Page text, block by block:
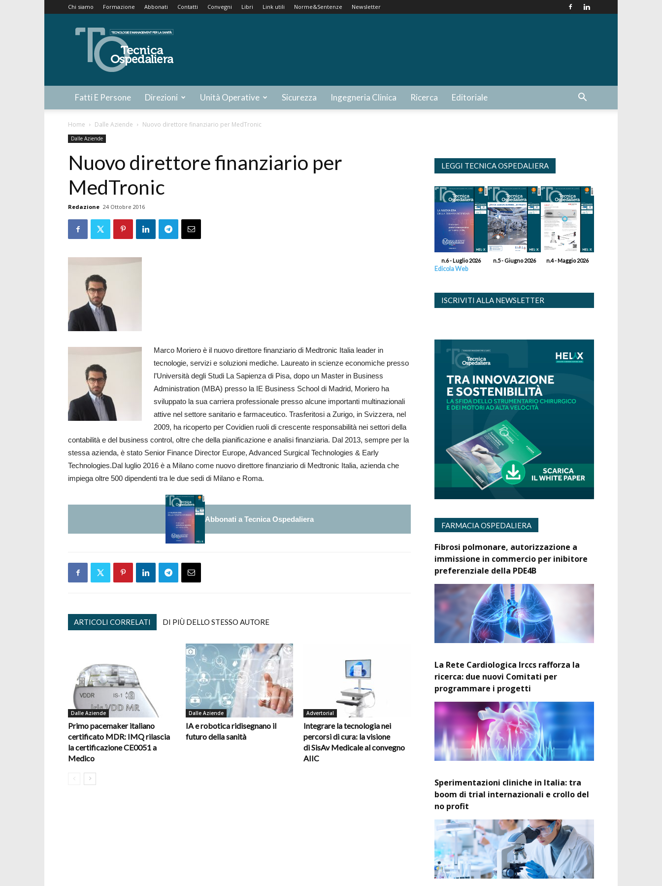
Chi siamo Formazione Abbonati Contatti Convegni Libri Link utili Norme&Sentenze Newsletter
Tecnica
Ospedaliera
Fatti E Persone Direzioni Unità Operative Sicurezza Ingegneria Clinica Ricerca Editoriale
Home Dalle Aziende Nuovo direttore finanziario per MedTronic
Dalle Aziende
Nuovo direttore finanziario per
MedTronic
Redazione 24 Ottobre 2016
Marco Moriero è il nuovo direttore finanziario di Medtronic Italia leader in
tecnologie, servizi e soluzioni mediche. Laureato in scienze economiche presso
l’Università degli Studi La Sapienza di Pisa, dopo un Master in Business
Administration (MBA) presso la IE Business School di Madrid, Moriero ha
sviluppato la sua carriera professionale presso alcune importanti multinazionali
attive nel settore sanitario e farmaceutico. Trasferitosi a Zurigo, in Svizzera, nel
2009, ha ricoperto per Covidien ruoli di crescente responsabilità nei settori della
contabilità e del business control, oltre che della pianificazione e analisi finanziaria. Dal 2013, sempre per la
stessa azienda, è stato Senior Finance Director Europe, Advanced Surgical Technologies & Early
Technologies.Dal luglio 2016 è a Milano come nuovo direttore finanziario di Medtronic Italia, azienda che
impiega oltre 500 dipendenti tra le due sedi di Milano e Roma.
Abbonati a Tecnica Ospedaliera
ARTICOLI CORRELATI DI PIÙ DELLO STESSO AUTORE
Dalle Aziende
Primo pacemaker italiano
certificato MDR: IMQ rilascia
la certificazione CE0051 a
Medico
Dalle Aziende
IA e robotica ridisegnano il
futuro della sanità
Advertorial
Integrare la tecnologia nei
percorsi di cura: la visione
di SisAv Medicale al convegno
AIIC
LEGGI TECNICA OSPEDALIERA
n.6 - Luglio 2026 n.5 - Giugno 2026 n.4 - Maggio 2026
Edicola Web
ISCRIVITI ALLA NEWSLETTER
FARMACIA OSPEDALIERA
Fibrosi polmonare, autorizzazione a
immissione in commercio per inibitore
preferenziale della PDE4B
La Rete Cardiologica Irccs rafforza la
ricerca: due nuovi Comitati per
programmare i progetti
Sperimentazioni cliniche in Italia: tra
boom di trial internazionali e crollo del
no profit